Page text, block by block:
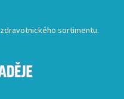
sortimentu.